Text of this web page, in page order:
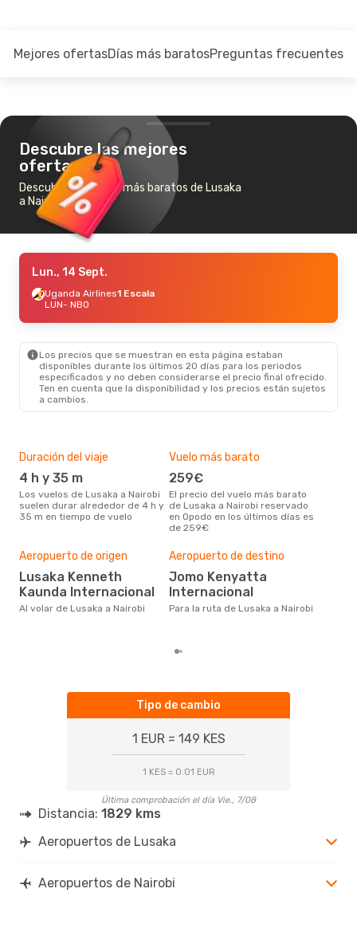
Mejores ofertasDías más baratosPreguntas frecuentes
Descubre las mejores
ofertas
Descubre los vuelos más baratos de Lusaka
a Nairobi
Lun., 14 Sept.
Uganda Airlines1 Escala
LUN- NBO
Los precios que se muestran en esta página estaban
disponibles durante los últimos 20 días para los periodos
especificados y no deben considerarse el precio final ofrecido.
Ten en cuenta que la disponibilidad y los precios están sujetos
a cambios.
Duración del viaje
4 h y 35 m
Los vuelos de Lusaka a Nairobi
suelen durar alrededor de 4 h y
35 m en tiempo de vuelo
Vuelo más barato
259€
El precio del vuelo más barato
de Lusaka a Nairobi reservado
en Opodo en los últimos días es
de 259€
Aeropuerto de origen
Lusaka Kenneth
Kaunda Internacional
Al volar de Lusaka a Nairobi
Aeropuerto de destino
Jomo Kenyatta
Internacional
Para la ruta de Lusaka a Nairobi
Tipo de cambio
1 EUR = 149 KES
1 KES = 0.01 EUR
Última comprobación el día Vie., 7/08
Distancia: 1829 kms
Aeropuertos de Lusaka
Aeropuertos de Nairobi